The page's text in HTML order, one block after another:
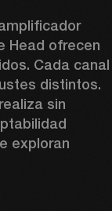
Head ofrecen
Cada canal
distintos.
sin
exploran